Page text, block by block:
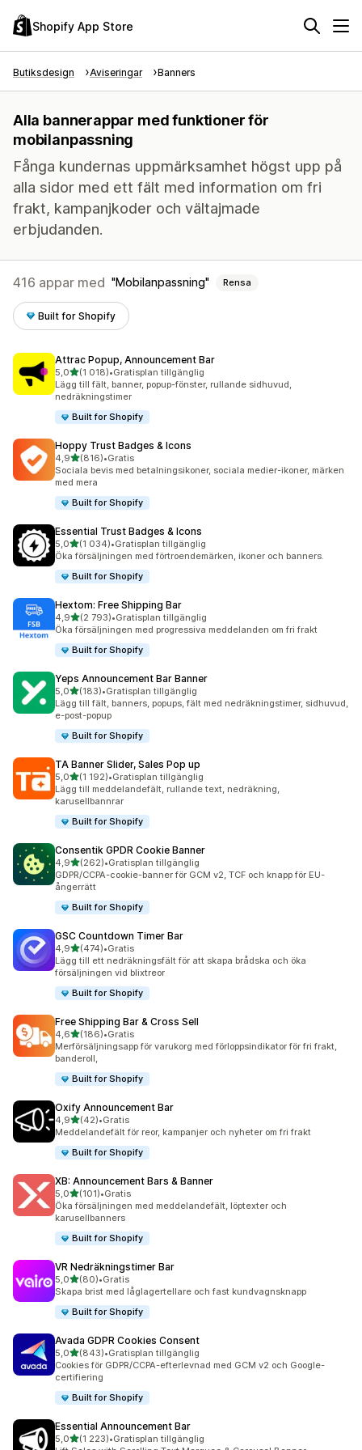
Shopify App Store
Butiksdesign Aviseringar Banners
Alla bannerappar med funktioner för
mobilanpassning
Fånga kundernas uppmärksamhet högst upp på
alla sidor med ett fält med information om fri
frakt, kampanjkoder och vältajmade
erbjudanden.
416 appar med Mobilanpassning Rensa
Built for Shopify
Attrac Popup, Announcement Bar
5,0av 5 stjärnor
(1 018)
1018 recensioner totalt
•Gratisplan tillgänglig
Lägg till fält, banner, popup-fönster, rullande sidhuvud,
nedräkningstimer
Built for Shopify
Hoppy Trust Badges & Icons
4,9av 5 stjärnor
(816)
816 recensioner totalt
•Gratis
Sociala bevis med betalningsikoner, sociala medier-ikoner, märken
med mera
Built for Shopify
Essential Trust Badges & Icons
5,0av 5 stjärnor
(1 034)
1034 recensioner totalt
•Gratisplan tillgänglig
Öka försäljningen med förtroendemärken, ikoner och banners.
Built for Shopify
Hextom: Free Shipping Bar
4,9av 5 stjärnor
(2 793)
2793 recensioner totalt
•Gratisplan tillgänglig
Öka försäljningen med progressiva meddelanden om fri frakt
Built for Shopify
Yeps Announcement Bar Banner
5,0av 5 stjärnor
(183)
183 recensioner totalt
•Gratisplan tillgänglig
Lägg till fält, banners, popups, fält med nedräkningstimer, sidhuvud,
e-post-popup
Built for Shopify
TA Banner Slider, Sales Pop up
5,0av 5 stjärnor
(1 192)
1192 recensioner totalt
•Gratisplan tillgänglig
Lägg till meddelandefält, rullande text, nedräkning,
karusellbannrar
Built for Shopify
Consentik GPDR Cookie Banner
4,9av 5 stjärnor
(262)
262 recensioner totalt
•Gratisplan tillgänglig
GDPR/CCPA-cookie-banner för GCM v2, TCF och knapp för EU-
ångerrätt
Built for Shopify
GSC Countdown Timer Bar
4,9av 5 stjärnor
(474)
474 recensioner totalt
•Gratis
Lägg till ett nedräkningsfält för att skapa brådska och öka
försäljningen vid blixtreor
Built for Shopify
Free Shipping Bar & Cross Sell
4,6av 5 stjärnor
(186)
186 recensioner totalt
•Gratis
Merförsäljningsapp för varukorg med förloppsindikator för fri frakt,
banderoll,
Built for Shopify
Oxify Announcement Bar
4,9av 5 stjärnor
(42)
42 recensioner totalt
•Gratis
Meddelandefält för reor, kampanjer och nyheter om fri frakt
Built for Shopify
XB: Announcement Bars & Banner
5,0av 5 stjärnor
(101)
101 recensioner totalt
•Gratis
Öka försäljningen med meddelandefält, löptexter och
karusellbanners
Built for Shopify
VR Nedräkningstimer Bar
5,0av 5 stjärnor
(80)
80 recensioner totalt
•Gratis
Skapa brist med låglagertellare och fast kundvagnsknapp
Built for Shopify
Avada GDPR Cookies Consent
5,0av 5 stjärnor
(843)
843 recensioner totalt
•Gratisplan tillgänglig
Cookies för GDPR/CCPA-efterlevnad med GCM v2 och Google-
certifiering
Built for Shopify
Essential Announcement Bar
5,0av 5 stjärnor
(1 223)
1223 recensioner totalt
•Gratisplan tillgänglig